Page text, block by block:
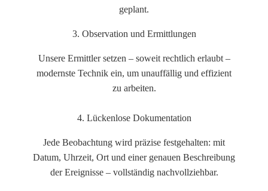
geplant.
3. Observation und Ermittlungen
Unsere Ermittler setzen – soweit rechtlich erlaubt –
modernste Technik ein, um unauffällig und effizient
zu arbeiten.
4. Lückenlose Dokumentation
Jede Beobachtung wird präzise festgehalten: mit
Datum, Uhrzeit, Ort und einer genauen Beschreibung
der Ereignisse – vollständig nachvollziehbar.